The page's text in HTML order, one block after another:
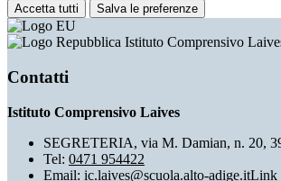
Accetta tutti Salva le preferenze
Istituto Comprensivo
Contatti
Istituto Comprensivo Laives
SEGRETERIA, via M. Damian, n. 20,
Tel: 0471 954422
Email: ic.laives@scuola.alto-adige.itLink